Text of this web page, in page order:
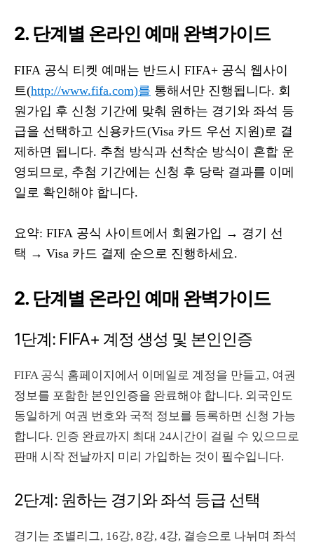
2. 단계별 온라인 예매 완벽가이드
FIFA 공식 티켓 예매는 반드시 FIFA+ 공식 웹사이
트(http://www.fifa.com)를 통해서만 진행됩니다. 회
원가입 후 신청 기간에 맞춰 원하는 경기와 좌석 등
급을 선택하고 신용카드(Visa 카드 우선 지원)로 결
제하면 됩니다. 추첨 방식과 선착순 방식이 혼합 운
영되므로, 추첨 기간에는 신청 후 당락 결과를 이메
일로 확인해야 합니다.
요약: FIFA 공식 사이트에서 회원가입 → 경기 선
택 → Visa 카드 결제 순으로 진행하세요.
2. 단계별 온라인 예매 완벽가이드
1단계: FIFA+ 계정 생성 및 본인인증
FIFA 공식 홈페이지에서 이메일로 계정을 만들고, 여권
정보를 포함한 본인인증을 완료해야 합니다. 외국인도
동일하게 여권 번호와 국적 정보를 등록하면 신청 가능
합니다. 인증 완료까지 최대 24시간이 걸릴 수 있으므로
판매 시작 전날까지 미리 가입하는 것이 필수입니다.
2단계: 원하는 경기와 좌석 등급 선택
경기는 조별리그, 16강, 8강, 4강, 결승으로 나뉘며 좌석